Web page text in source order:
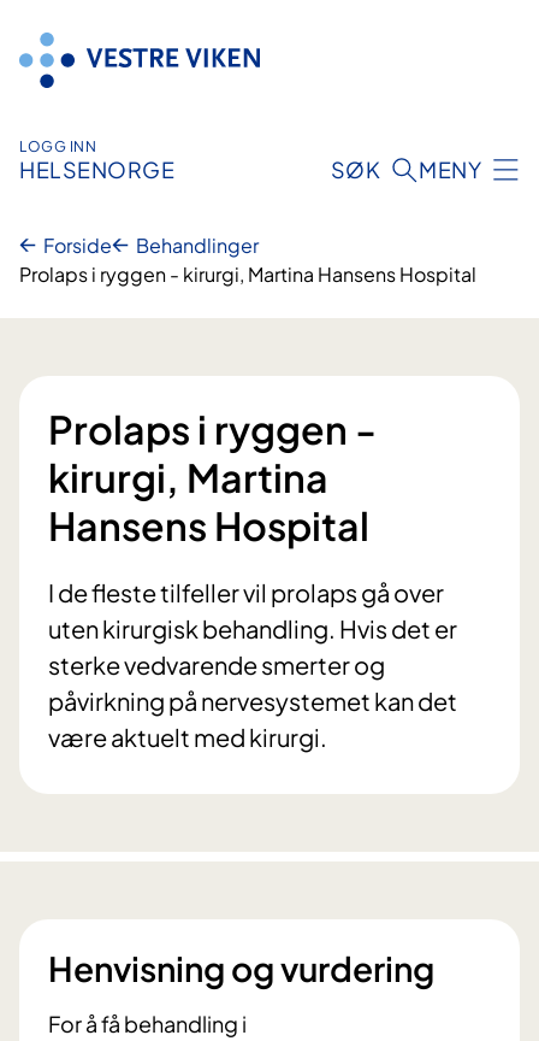
innhold
LOGG INN
HELSENORGE SØK MENY
Forside
Behandlinger
Prolaps i ryggen - kirurgi, Martina Hansens Hospital
Prolaps i ryggen -
kirurgi, Martina
Hansens Hospital
I de fleste tilfeller vil prolaps gå over
uten kirurgisk behandling. Hvis det er
sterke vedvarende smerter og
påvirkning på nervesystemet kan det
være aktuelt med kirurgi.
Henvisning og vurdering
For å få behandling i